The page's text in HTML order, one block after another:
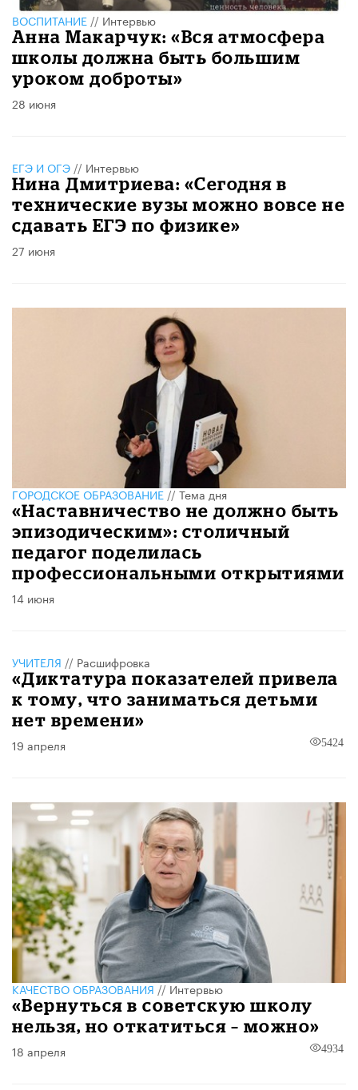
ВОСПИТАНИЕ // Интервью
Анна Макарчук: «Вся атмосфера
школы должна быть большим
уроком доброты»
28 июня
ЕГЭ И ОГЭ // Интервью
Нина Дмитриева: «Сегодня в
технические вузы можно вовсе не
сдавать ЕГЭ по физике»
27 июня
ГОРОДСКОЕ ОБРАЗОВАНИЕ//Тема дня
«Наставничество не должно быть
эпизодическим»: столичный
педагог поделилась
профессиональными открытиями
14 июня
УЧИТЕЛЯ // Расшифровка
«Диктатура показателей привела
к тому, что заниматься детьми
нет времени»
19 апреля 5424
КАЧЕСТВО ОБРАЗОВАНИЯ//Интервью
«Вернуться в советскую школу
нельзя, но откатиться – можно»
18 апреля 4934